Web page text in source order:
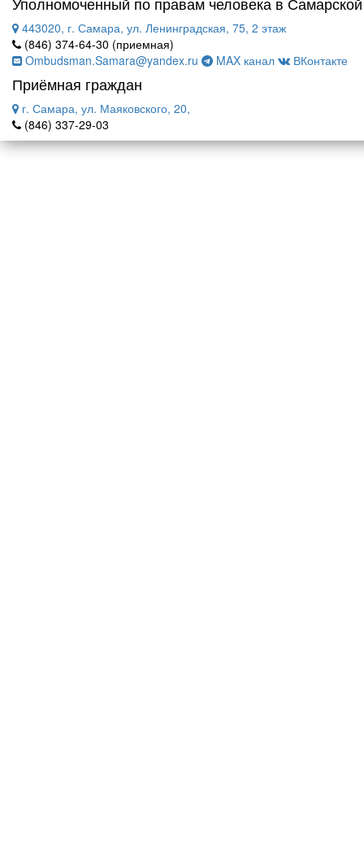
443020, г. Самара, ул. Ленинградская, 75, 2 этаж
(846) 374-64-30 (приемная)
Ombudsman.Samara@yandex.ru
MAX канал ВКонтакте
Приёмная граждан
г. Самара, ул. Маяковского, 20,
(846) 337-29-03